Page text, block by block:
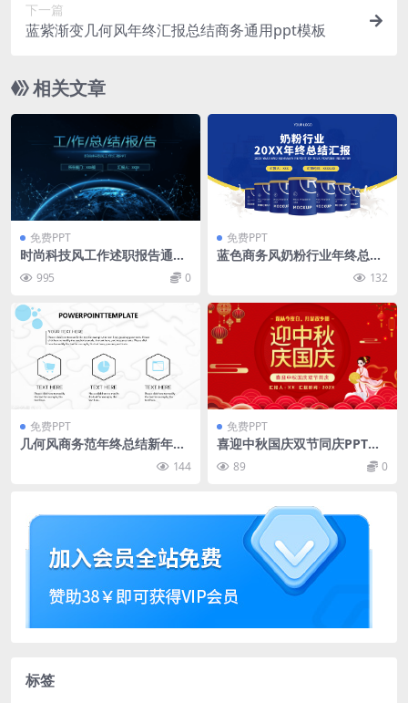
下一篇
蓝紫渐变几何风年终汇报总结商务通用ppt模板
相关文章
免费PPT
时尚科技风工作述职报告通用
ppt模板免费下载
995 0
免费PPT
蓝色商务风奶粉行业年终总结
132
免费PPT
几何风商务范年终总结新年计
144
免费PPT
喜迎中秋国庆双节同庆PPT模
板 89 0
标签